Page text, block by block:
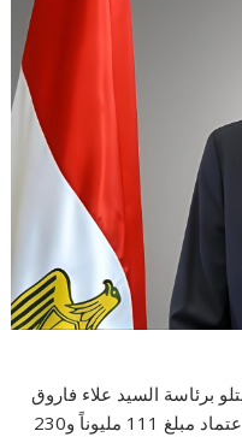
برئاسة السيد علاء فاروق
وزير الزراعة واستصلاح الأراضى، على إعتماد مبلغ 111 مليوناً و230